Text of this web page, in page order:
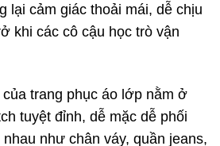
lại cảm giác thoải mái, dễ chịu
khi các cô cậu học trò vận
trang phục áo lớp nằm ở
tuyệt đỉnh, dễ mặc dễ phối
như chân váy, quần jeans,